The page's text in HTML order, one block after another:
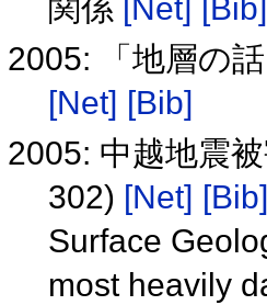
関係 [Net] [Bib]
2005: 「地層の
[Net] [Bib]
2005: 中越地震
302) [Net] [Bib]
Surface
most heavily